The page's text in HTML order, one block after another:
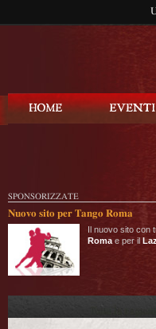
SPONSORIZZATE
Nuovo sito per Tango Roma
Il nuovo sito con
Roma e per il